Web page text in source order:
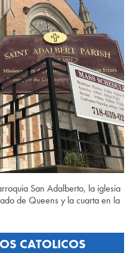
San Adalberto, la iglesia
de Queens y la cuarta en la
CATOLICOS